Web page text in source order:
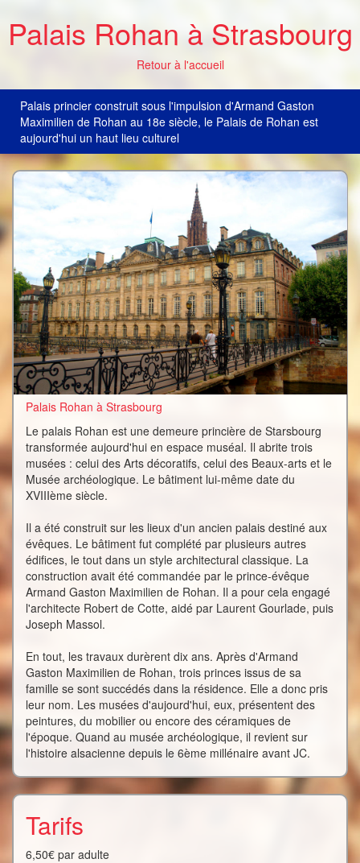
Palais Rohan à Strasbourg
Retour à l'accueil
Palais princier construit sous l'impulsion d'Armand Gaston
Maximilien de Rohan au 18e siècle, le Palais de Rohan est
aujourd'hui un haut lieu culturel
Palais Rohan à Strasbourg
Le palais Rohan est une demeure princière de Starsbourg
transformée aujourd'hui en espace muséal. Il abrite trois
musées : celui des Arts décoratifs, celui des Beaux-arts et le
Musée archéologique. Le bâtiment lui-même date du
XVIIIème siècle.
Il a été construit sur les lieux d'un ancien palais destiné aux
évêques. Le bâtiment fut complété par plusieurs autres
édifices, le tout dans un style architectural classique. La
construction avait été commandée par le prince-évêque
Armand Gaston Maximilien de Rohan. Il a pour cela engagé
l'architecte Robert de Cotte, aidé par Laurent Gourlade, puis
Joseph Massol.
En tout, les travaux durèrent dix ans. Après d'Armand
Gaston Maximilien de Rohan, trois princes issus de sa
famille se sont succédés dans la résidence. Elle a donc pris
leur nom. Les musées d'aujourd'hui, eux, présentent des
peintures, du mobilier ou encore des céramiques de
l'époque. Quand au musée archéologique, il revient sur
l'histoire alsacienne depuis le 6ème millénaire avant JC.
Tarifs
6,50€ par adulte